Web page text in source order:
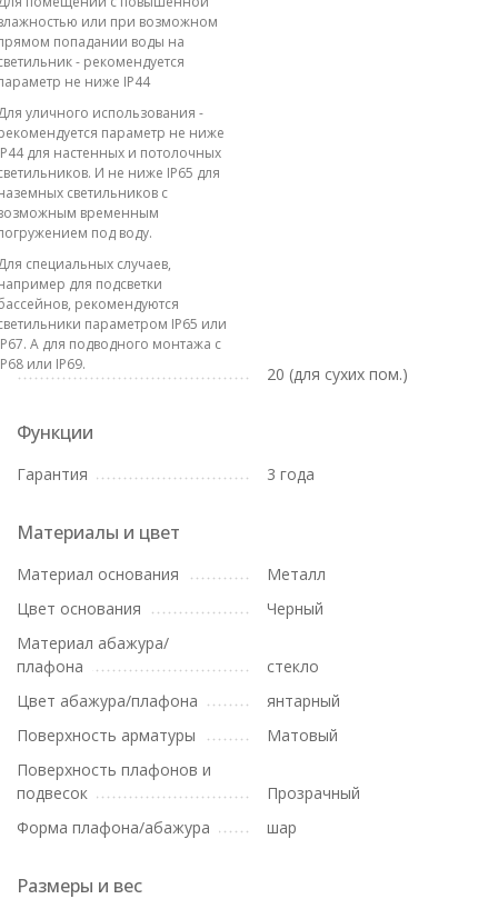
или при возможном
попадании воды на
- рекомендуется
не ниже IP44
уличного использования -
параметр не ниже
для настенных и потолочных
И не ниже IP65 для
светильников с
временным
под воду.
специальных случаев,
для подсветки
рекомендуются
параметром IP65 или
А для подводного монтажа с
или IP69.
20 (для сухих пом.)
Функции
Гарантия 3 года
Материалы и цвет
Материал основания
Металл
Цвет основания
Черный
Материал абажура/
плафона
стекло
Цвет абажура/плафона
янтарный
Поверхность арматуры
Матовый
Поверхность плафонов и
подвесок
Прозрачный
Форма плафона/абажура
шар
Размеры и вес